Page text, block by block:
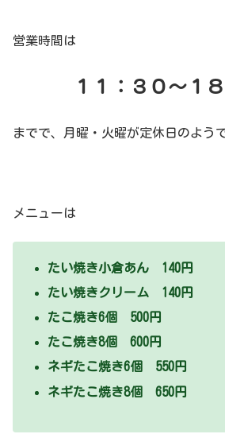
営業時間は
１１：３０～１
までで、月曜・火曜が定休日のよう
メニューは
たい焼き小倉あん 140円
たい焼きクリーム 140円
たこ焼き6個 500円
たこ焼き8個 600円
ネギたこ焼き6個 550円
ネギたこ焼き8個 650円